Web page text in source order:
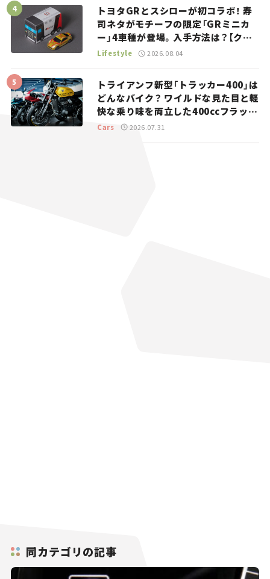
トヨタGRとスシローが初コラボ！ 寿
司ネタがモチーフの限定「GRミニカ
ー」4車種が登場。入手方法は？【クル
マとホビー】
Lifestyle 2026.08.04
トライアンフ新型「トラッカー400」は
どんなバイク？ ワイルドな見た目と軽
快な乗り味を両立した400ccフラット
トラッカー【試乗レビュー】
Cars 2026.07.31
同カテゴリの記事